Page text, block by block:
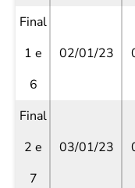
Final
1 e
6
02/01/23
Final
2 e
7
03/01/23